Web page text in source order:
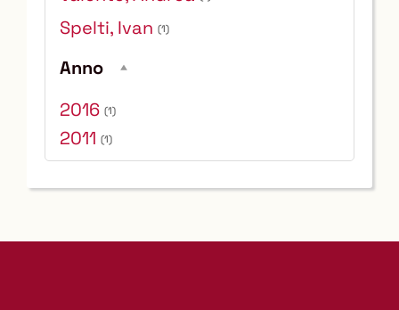
Spelti, Ivan (1)
Anno
2016 (1)
2011 (1)